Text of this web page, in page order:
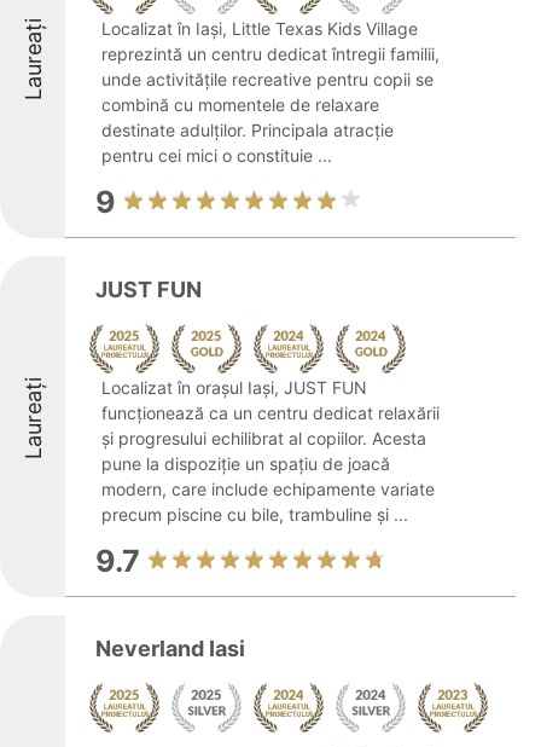
Laureați
Localizat în Iași, Little Texas Kids Village
reprezintă un centru dedicat întregii familii,
unde activitățile recreative pentru copii se
combină cu momentele de relaxare
destinate adulților. Principala atracție
pentru cei mici o constituie ...
9
Laureați
JUST FUN
Localizat în orașul Iași, JUST FUN
funcționează ca un centru dedicat relaxării
și progresului echilibrat al copiilor. Acesta
pune la dispoziție un spațiu de joacă
modern, care include echipamente variate
precum piscine cu bile, trambuline și ...
9.7
Neverland Iasi